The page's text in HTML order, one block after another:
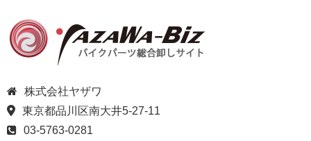
株式会社ヤザワ
東京都品川区南大井5-27-11
03-5763-0281